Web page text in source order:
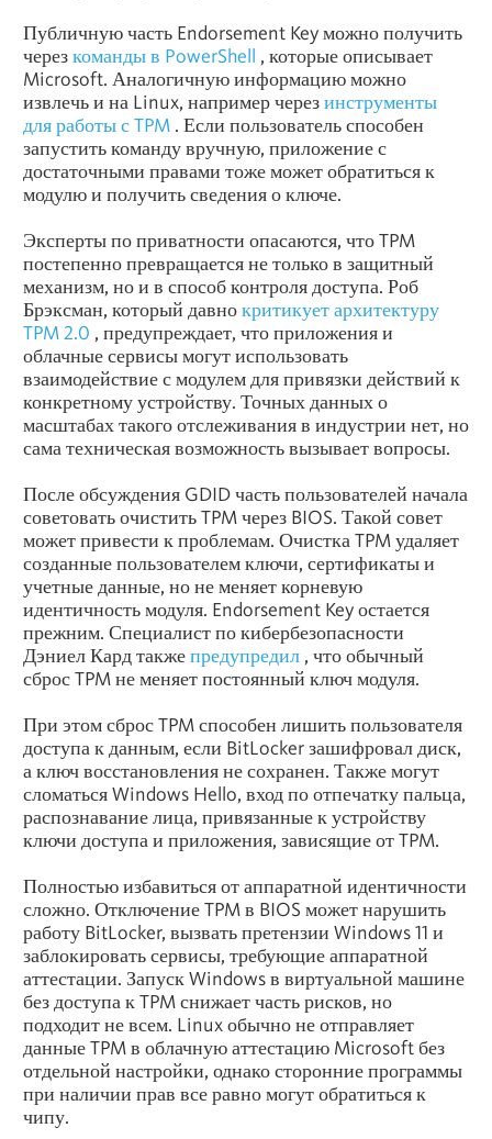
Публичную часть Endorsement Key можно получить
черезкоманды в PowerShell , которые описывает
Microsoft. Аналогичную информацию можно
извлечь и на Linux, например черезинструменты
для работы с TPM . Если пользователь способен
запустить команду вручную, приложение с
достаточными правами тоже может обратиться к
модулю и получить сведения о ключе.
Эксперты по приватности опасаются, что TPM
постепенно превращается не только в защитный
механизм, но и в способ контроля доступа. Роб
Брэксман, который давнокритикует архитектуру
TPM 2.0 , предупреждает, что приложения и
облачные сервисы могут использовать
взаимодействие с модулем для привязки действий к
конкретному устройству. Точных данных о
масштабах такого отслеживания в индустрии нет, но
сама техническая возможность вызывает вопросы.
После обсуждения GDID часть пользователей начала
советовать очистить TPM через BIOS. Такой совет
может привести к проблемам. Очистка TPM удаляет
созданные пользователем ключи, сертификаты и
учетные данные, но не меняет корневую
идентичность модуля. Endorsement Key остается
прежним. Специалист по кибербезопасности
Дэниел Кард такжепредупредил , что обычный
сброс TPM не меняет постоянный ключ модуля.
При этом сброс TPM способен лишить пользователя
доступа к данным, если BitLocker зашифровал диск,
а ключ восстановления не сохранен. Также могут
сломаться Windows Hello, вход по отпечатку пальца,
распознавание лица, привязанные к устройству
ключи доступа и приложения, зависящие от TPM.
Полностью избавиться от аппаратной идентичности
сложно. Отключение TPM в BIOS может нарушить
работу BitLocker, вызвать претензии Windows 11 и
заблокировать сервисы, требующие аппаратной
аттестации. Запуск Windows в виртуальной машине
без доступа к TPM снижает часть рисков, но
подходит не всем. Linux обычно не отправляет
данные TPM в облачную аттестацию Microsoft без
отдельной настройки, однако сторонние программы
при наличии прав все равно могут обратиться к
чипу.